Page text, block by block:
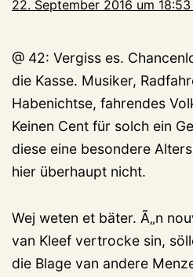
22. September 2016 um
@ 42: Vergiss es.
die Kasse. Musiker,
Habenichtse, fahrendes
Keinen Cent für solch ein
diese eine besondere
hier überhaupt nicht.
Wej weten et bäter. Ã„n
van Kleef vertrocke sin,
die Blage van andere